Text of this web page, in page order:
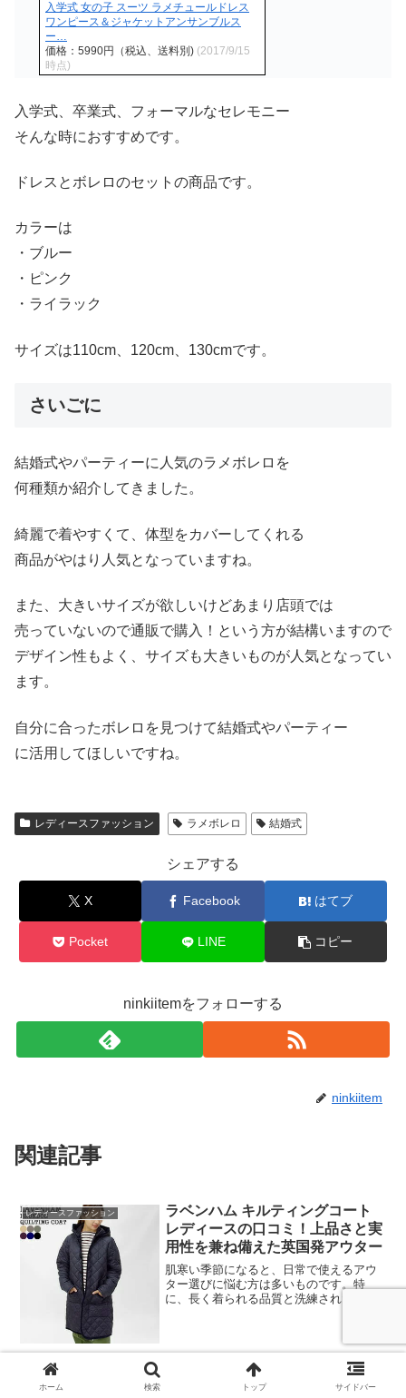
入学式 女の子 スーツ ラメチュールドレス
ワンピース＆ジャケットアンサンブルス
ー…
価格：5990円（税込、送料別) (2017/9/15
時点)
入学式、卒業式、フォーマルなセレモニー
そんな時におすすめです。
ドレスとボレロのセットの商品です。
カラーは
・ブルー
・ピンク
・ライラック
サイズは110cm、120cm、130cmです。
さいごに
結婚式やパーティーに人気のラメボレロを
何種類か紹介してきました。
綺麗で着やすくて、体型をカバーしてくれる
商品がやはり人気となっていますね。
また、大きいサイズが欲しいけどあまり店頭では
売っていないので通販で購入！という方が結構いますので
デザイン性もよく、サイズも大きいものが人気となってい
ます。
自分に合ったボレロを見つけて結婚式やパーティー
に活用してほしいですね。
レディースファッション ラメボレロ 結婚式
シェアする
X Facebook はてブ
Pocket LINE コピー
ninkiitemをフォローする
ninkiitem
関連記事
レディースファッション
ラベンハム キルティングコート
レディースの口コミ！上品さと実
用性を兼ね備えた英国発アウター
肌寒い季節になると、日常で使えるアウ
ター選びに悩む方は多いものです。特
に、長く着られる品質と洗練されたデザ
ティングコート レディース」は注目に値
します。このアイテムは...
レディースファッション
レディースチェスターコートのお
ホーム 検索 トップ サイドバー